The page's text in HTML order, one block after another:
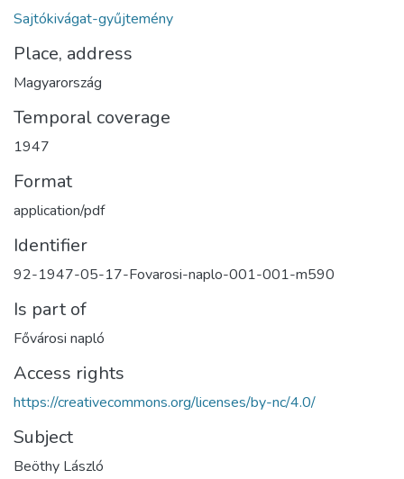
Sajtókivágat-gyűjtemény
Place, address
Magyarország
Temporal coverage
1947
Format
application/pdf
Identifier
92-1947-05-17-Fovarosi-naplo-001-001-m590
Is part of
Fővárosi napló
Access rights
https://creativecommons.org/licenses/by-nc/4.0/
Subject
Beöthy László